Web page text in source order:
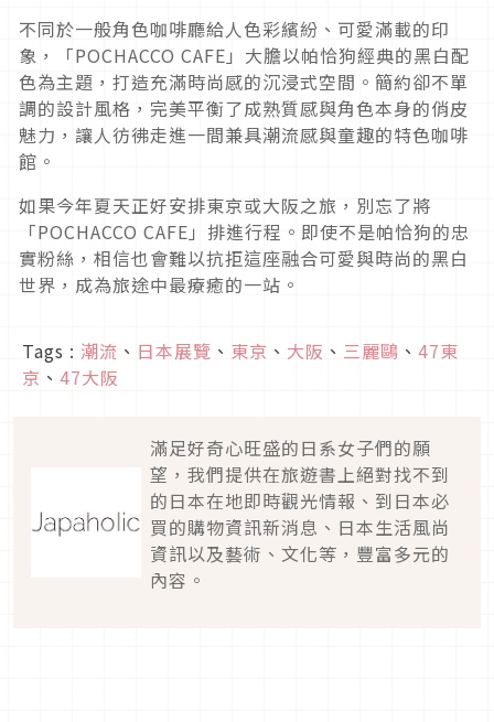
不同於一般角色咖啡廳給人色彩繽紛、可愛滿載的印
象，「POCHACCO CAFE」大膽以帕恰狗經典的黑白配
色為主題，打造充滿時尚感的沉浸式空間。簡約卻不單
調的設計風格，完美平衡了成熟質感與角色本身的俏皮
魅力，讓人彷彿走進一間兼具潮流感與童趣的特色咖啡
館。
如果今年夏天正好安排東京或大阪之旅，別忘了將
「POCHACCO CAFE」排進行程。即使不是帕恰狗的忠
實粉絲，相信也會難以抗拒這座融合可愛與時尚的黑白
世界，成為旅途中最療癒的一站。
Tags : 潮流 、 日本展覽 、 東京 、 大阪 、 三麗鷗 、 47東
京 、 47大阪
滿足好奇心旺盛的日系女子們的願
望，我們提供在旅遊書上絕對找不到
的日本在地即時觀光情報、到日本必
買的購物資訊新消息、日本生活風尚
資訊以及藝術、文化等，豐富多元的
內容。